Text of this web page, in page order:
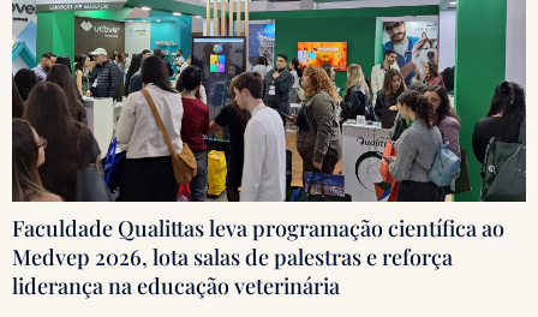
Faculdade Qualittas leva programação científica ao
Medvep 2026, lota salas de palestras e reforça
liderança na educação veterinária